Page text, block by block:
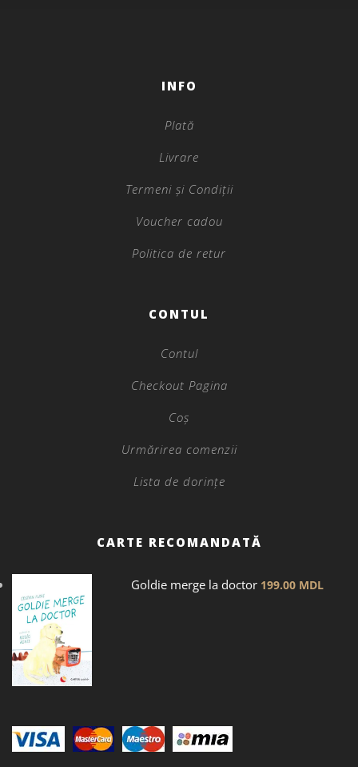
INFO
Plată
Livrare
Termeni și Condiții
Voucher cadou
Politica de retur
CONTUL
Contul
Checkout Pagina
Coș
Urmărirea comenzii
Lista de dorințe
CARTE RECOMANDATĂ
Goldie merge la doctor 199.00 MDL